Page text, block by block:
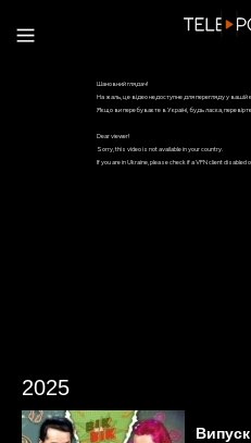
2025
Випуск